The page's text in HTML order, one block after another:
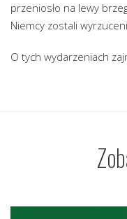
przeniosło na lewy
Niemcy zostali
O tych wydarzeniach